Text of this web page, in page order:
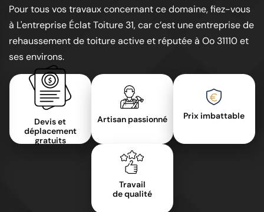
Pour tous vos travaux concernant ce domaine, fiez-vous
à L'entreprise Éclat Toiture 31, car c’est une entreprise de
rehaussement de toiture active et réputée à Oo 31110 et
ses environs.
Devis et
déplacement
gratuits
Artisan passionné Prix imbattable
Travail
de qualité